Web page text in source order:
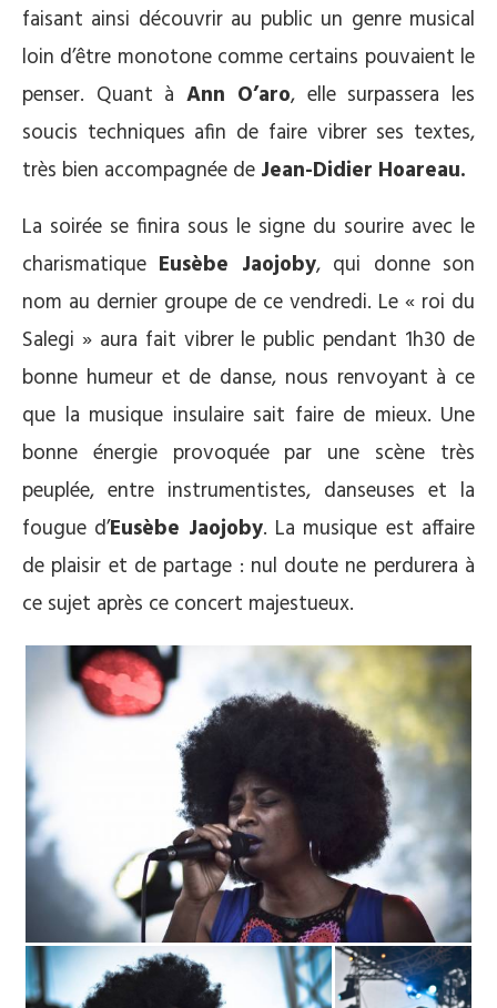
faisant ainsi découvrir au public un genre musical
loin d’être monotone comme certains pouvaient le
penser. Quant àAnn O’aro, elle surpassera les
soucis techniques afin de faire vibrer ses textes,
très bien accompagnée de Jean-Didier Hoareau.
La soirée se finira sous le signe du sourire avec le
charismatique Eusèbe Jaojoby, qui donne son
nom au dernier groupe de ce vendredi. Le « roi du
Salegi » aura fait vibrer le public pendant 1h30 de
bonne humeur et de danse, nous renvoyant à ce
que la musique insulaire sait faire de mieux. Une
bonne énergie provoquée par une scène très
peuplée, entre instrumentistes, danseuses et la
fougue d’Eusèbe Jaojoby. La musique est affaire
de plaisir et de partage : nul doute ne perdurera à
ce sujet après ce concert majestueux.